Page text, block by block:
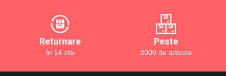
Returnare
în 14 zile
Peste
2000 de articole